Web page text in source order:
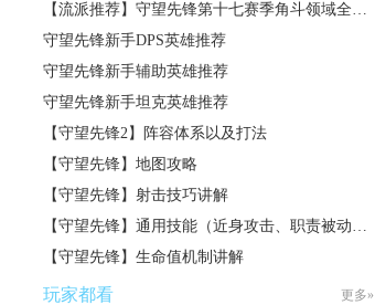
【流派推荐】守望先锋第十七赛季角斗领域全…
守望先锋新手DPS英雄推荐
守望先锋新手辅助英雄推荐
守望先锋新手坦克英雄推荐
【守望先锋2】阵容体系以及打法
【守望先锋】地图攻略
【守望先锋】射击技巧讲解
【守望先锋】通用技能（近身攻击、职责被动…
【守望先锋】生命值机制讲解
玩家都看 更多»